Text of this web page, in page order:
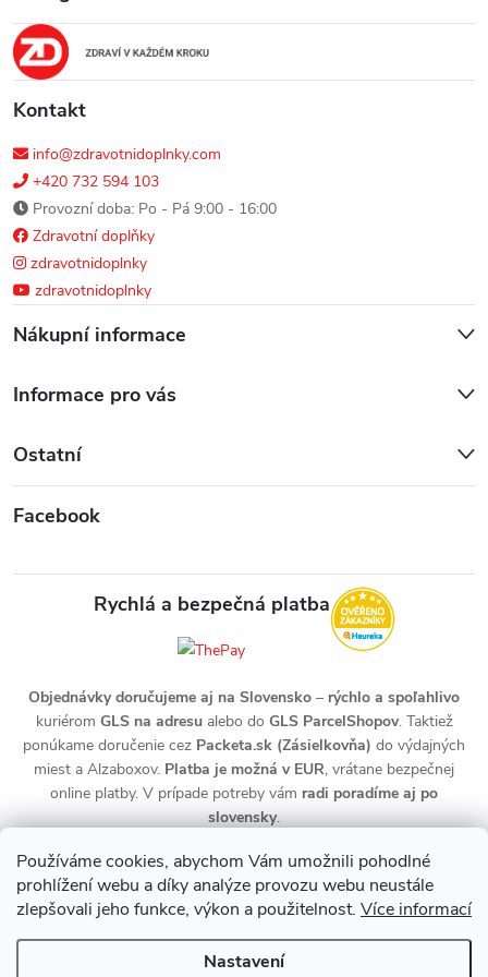
Používáme cookies, abychom Vám umožnili pohodlné
prohlížení webu a díky analýze provozu webu neustále
zlepšovali jeho funkce, výkon a použitelnost. Více informací
Nastavení
t
Kontakt
info@zdravotnidoplnky.com
+420 732 594 103
Provozní doba: Po - Pá 9:00 - 16:00
Zdravotní doplňky
zdravotnidoplnky
zdravotnidoplnky
Nákupní informace
Informace pro vás
Ostatní
Facebook
Rychlá a bezpečná platba
Objednávky doručujeme aj na Slovensko – rýchlo a spoľahlivo
kuriérom GLS na adresualebo do GLS ParcelShopov. Taktiež
ponúkame doručenie cez Packeta.sk (Zásielkovňa) do výdajných
miest a Alzaboxov. Platba je možná v EUR, vrátane bezpečnej
online platby. V prípade potreby vám radi poradíme aj po
slovensky.